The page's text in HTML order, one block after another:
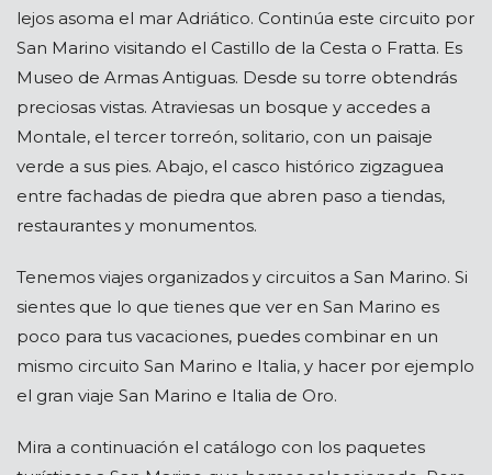
lejos asoma el mar Adriático. Continúa este circuito por
San Marino visitando el Castillo de la Cesta o Fratta. Es
Museo de Armas Antiguas. Desde su torre obtendrás
preciosas vistas. Atraviesas un bosque y accedes a
Montale, el tercer torreón, solitario, con un paisaje
verde a sus pies. Abajo, el casco histórico zigzaguea
entre fachadas de piedra que abren paso a tiendas,
restaurantes y monumentos.
Tenemos viajes organizados y circuitos a San Marino. Si
sientes que lo que tienes que ver en San Marino es
poco para tus vacaciones, puedes combinar en un
mismo circuito San Marino e Italia, y hacer por ejemplo
el gran viaje San Marino e Italia de Oro.
Mira a continuación el catálogo con los paquetes